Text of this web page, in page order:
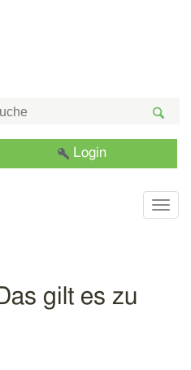
Login
gilt es zu